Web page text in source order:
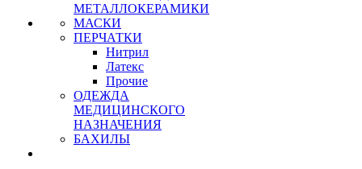
МЕТАЛЛОКЕРАМИКИ
МАСКИ
ПЕРЧАТКИ
Нитрил
Латекс
Прочие
ОДЕЖДА
МЕДИЦИНСКОГО
НАЗНАЧЕНИЯ
БАХИЛЫ